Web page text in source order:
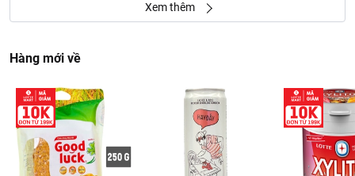
Xem thêm
Hàng mới về